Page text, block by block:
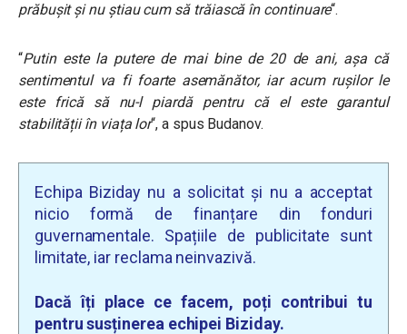
prăbușit și nu știau cum să trăiască în continuare“.
“Putin este la putere de mai bine de 20 de ani, așa că
sentimentul va fi foarte asemănător, iar acum rușilor le
este frică să nu-l piardă pentru că el este garantul
stabilității în viața lor“, a spus Budanov.
Echipa Biziday nu a solicitat și nu a acceptat
nicio formă de finanțare din fonduri
guvernamentale. Spațiile de publicitate sunt
limitate, iar reclama neinvazivă.
Dacă îți place ce facem, poți contribui tu
pentru susținerea echipei Biziday.